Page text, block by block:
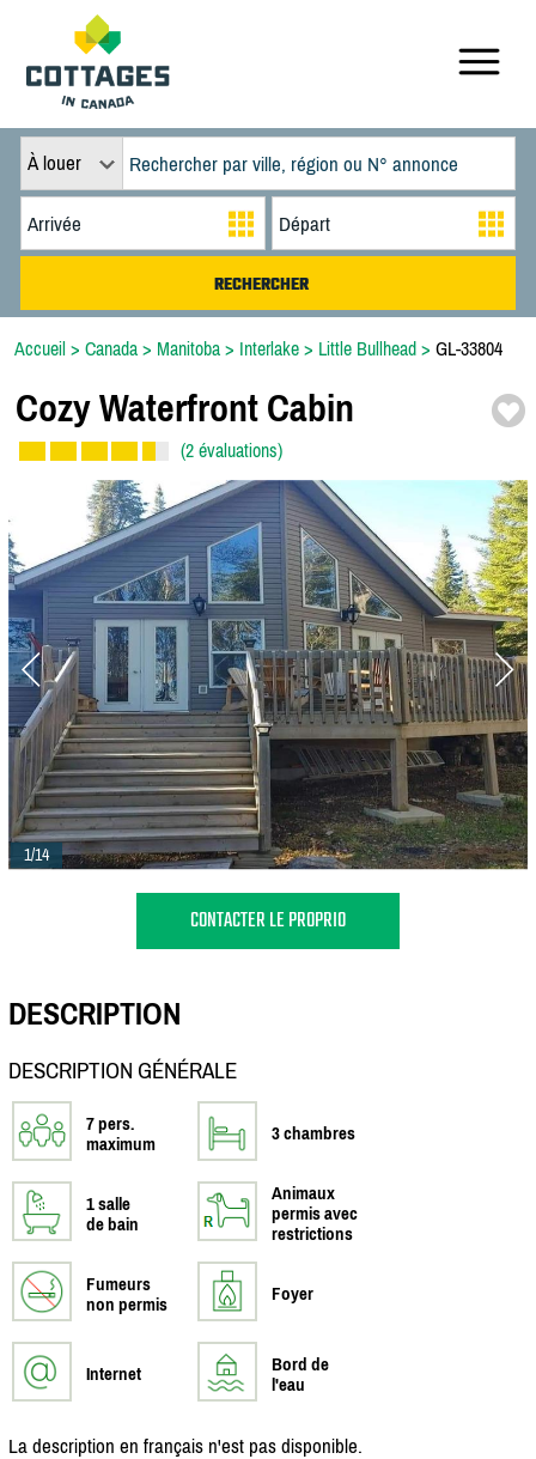
À louer
Accueil > Canada > Manitoba > Interlake > Little Bullhead > GL-33804
Cozy Waterfront Cabin
(2 évaluations)
1/14
CONTACTER LE PROPRIO
DESCRIPTION
DESCRIPTION GÉNÉRALE
7 pers.
maximum
3 chambres
1 salle
de bain
Animaux
permis avec
restrictions
Fumeurs
non permis
Foyer
Internet
Bord de
l'eau
La description en français n'est pas disponible.